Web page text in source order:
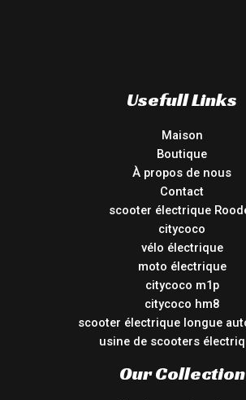
Usefull Links
Maison
Boutique
À propos de nous
Contact
scooter électrique
citycoco
vélo électrique
moto électrique
citycoco m1p
citycoco hm8
scooter électrique longue
usine de scooters
Our Collection